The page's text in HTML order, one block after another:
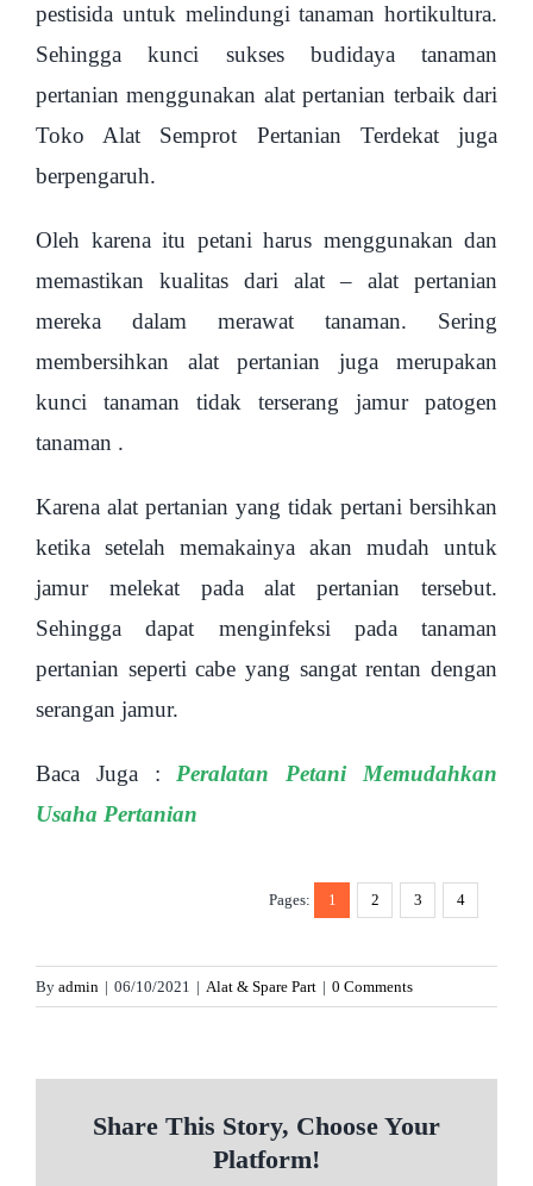
pestisida untuk melindungi tanaman hortikultura.
Sehingga kunci sukses budidaya tanaman
pertanian menggunakan alat pertanian terbaik dari
Toko Alat Semprot Pertanian Terdekat juga
berpengaruh.
Oleh karena itu petani harus menggunakan dan
memastikan kualitas dari alat – alat pertanian
mereka dalam merawat tanaman. Sering
membersihkan alat pertanian juga merupakan
kunci tanaman tidak terserang jamur patogen
tanaman .
Karena alat pertanian yang tidak pertani bersihkan
ketika setelah memakainya akan mudah untuk
jamur melekat pada alat pertanian tersebut.
Sehingga dapat menginfeksi pada tanaman
pertanian seperti cabe yang sangat rentan dengan
serangan jamur.
Baca Juga :Peralatan Petani Memudahkan
Usaha Pertanian
Pages: 1 2 3 4
By admin | 06/10/2021 | Alat & Spare Part | 0 Comments
Share This Story, Choose Your
Platform!